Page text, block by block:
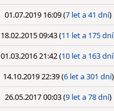
01.07.2019 16:09 (7 let a 41 dní)
18.02.2015 09:43 (11 let a 175 dní
01.03.2016 21:42 (10 let a 163 dní
14.10.2019 22:39 (6 let a 301 dní)
26.05.2017 00:03 (9 let a 78 dní)